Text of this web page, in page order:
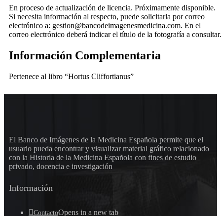
En proceso de actualización de licencia. Próximamente disponible.
Si necesita información al respecto, puede solicitarla por correo
electrónico a: gestion@bancodeimagenesmedicina.com. En el
correo electrónico deberá indicar el título de la fotografía a consultar.
Información Complementaria
Pertenece al libro “Hortus Cliffortianus”
El Banco de Imágenes de la Medicina Española permite que el
usuario pueda encontrar y visualizar material gráfico relacionado
con la Historia de la Medicina Española con fines de estudio
privado, docencia e investigación
Información
ContactoOpens in a new tab